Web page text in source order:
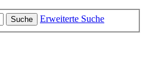
Suche Erweiterte Suche